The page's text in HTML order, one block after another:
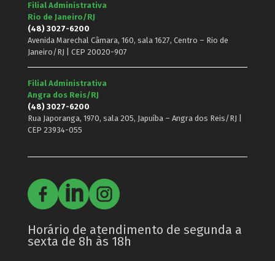
Filial Administrativa
Rio de Janeiro/RJ
(48) 3027-6200
Avenida Marechal Câmara, 160, sala 1627, Centro – Rio de
Janeiro/RJ | CEP 20020-907
Filial Administrativa
Angra dos Reis/RJ
(48) 3027-6200
Rua Japoranga, 1970, sala 205, Japuíba – Angra dos Reis/RJ |
CEP 23934-055
Horário de atendimento de segunda a
sexta de 8h às 18h